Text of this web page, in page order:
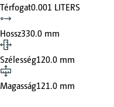
Térfogat0.001 LITERS
Hossz330.0 mm
Szélesség120.0 mm
Magasság121.0 mm